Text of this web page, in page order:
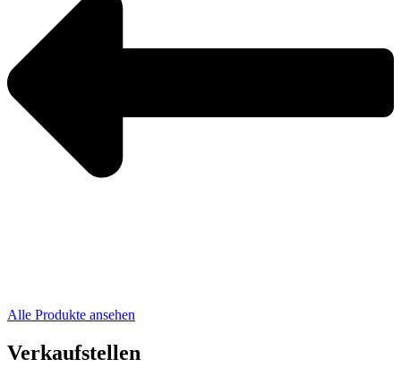
Alle Produkte ansehen
Verkaufstellen